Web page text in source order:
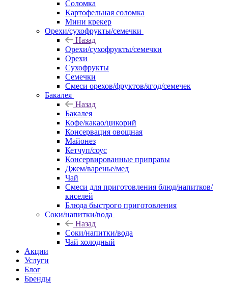
Соломка
Картофельная соломка
Мини крекер
Орехи/сухофрукты/семечки
Назад
Орехи/сухофрукты/семечки
Орехи
Сухофрукты
Семечки
Смеси орехов/фруктов/ягод/семечек
Бакалея
Назад
Бакалея
Кофе/какао/цикорий
Консервация овощная
Майонез
Кетчуп/соус
Консервированные приправы
Джем/варенье/мед
Чай
Смеси для приготовления блюд/напитков/
киселей
Блюда быстрого приготовления
Соки/напитки/вода
Назад
Соки/напитки/вода
Чай холодный
Акции
Услуги
Блог
Бренды